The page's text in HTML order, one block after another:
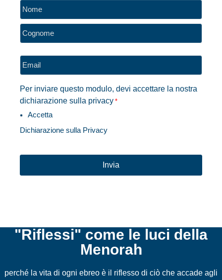
Nome
*
Email
*
Per inviare questo modulo, devi accettare la nostra
dichiarazione sulla privacy *
Accetta
Dichiarazione sulla Privacy
"Riflessi" come le luci della
Menorah
perché la vita di ogni ebreo è il riflesso di ciò che accade agli